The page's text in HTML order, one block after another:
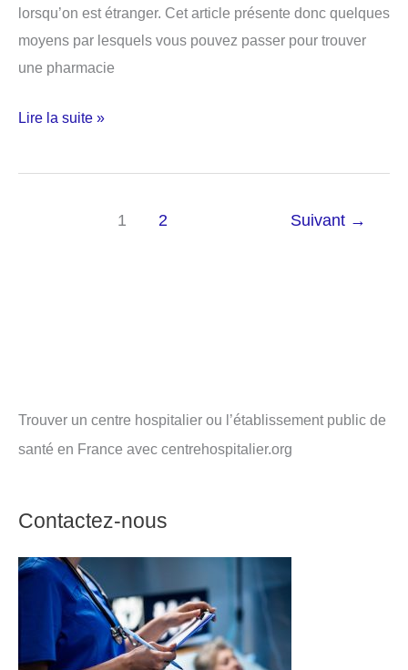
lorsqu’on est étranger. Cet article présente donc quelques
moyens par lesquels vous pouvez passer pour trouver
une pharmacie
Comment
une
Lire la suite »
1 2 Suivant →
Trouver un centre hospitalier ou l’établissement public de
santé en France avec centrehospitalier.org
Contactez-nous